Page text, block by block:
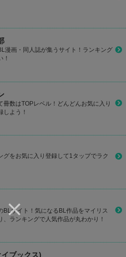
漫画・同人誌が集うサイト！ランキング
！
冊数はTOPレベル！どんどんお気に入り
しよう！
グをお気に入り登録して1タップでラク
BLサイト！気になるBL作品をマイリス
、ランキングで人気作品が丸わかり！
ブックス)